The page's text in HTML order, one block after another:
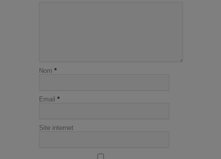
Nom *
Email *
Site internet